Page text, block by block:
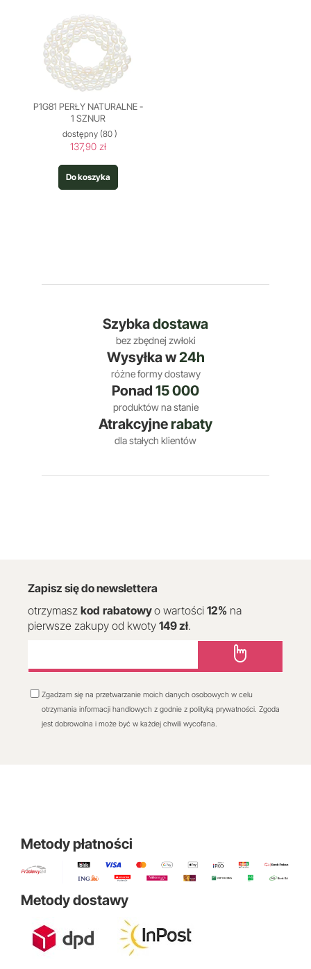
P1G81 PERŁY NATURALNE -
1 SZNUR
dostępny (80 )
137,90 zł
Do koszyka
Szybkadostawa
bez zbędnej zwłoki
Wysyłka w24h
różne formy dostawy
Ponad 15 000
produktów na stanie
Atrakcyjnerabaty
dla stałych klientów
Zapisz się do newslettera
otrzymasz kod rabatowyo wartości 12% na
pierwsze zakupy od kwoty 149 zł.
Zgadzam się na przetwarzanie moich danych osobowych w celu
otrzymania informacji handlowych z godnie z polityką prywatności. Zgoda
jest dobrowolna i może być w każdej chwili wycofana.
Metody płatności
Metody dostawy